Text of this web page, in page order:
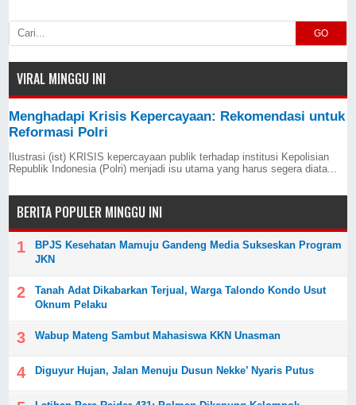
GO
VIRAL MINGGU INI
Menghadapi Krisis Kepercayaan: Rekomendasi untuk
Reformasi Polri
Ilustrasi (ist) KRISIS kepercayaan publik terhadap institusi Kepolisian
Republik Indonesia (Polri) menjadi isu utama yang harus segera diata...
BERITA POPULER MINGGU INI
BPJS Kesehatan Mamuju Gandeng Media Sukseskan Program
JKN
Tanah Adat Dikabarkan Terjual, Warga Talondo Kondo Usut
Oknum Pelaku
Wabup Mateng Sambut Mahasiswa KKN Unasman
Diguyur Hujan, Jalan Menuju Dusun Nekke’ Nyaris Putus